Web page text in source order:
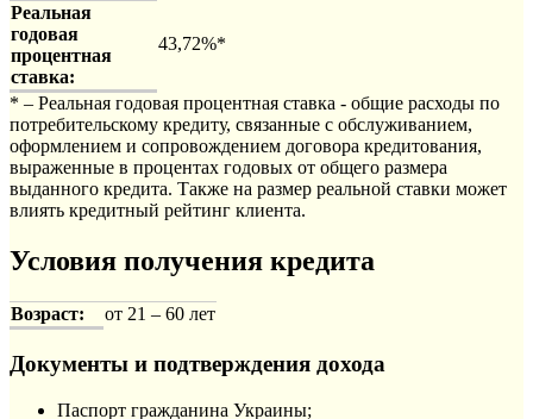
Реальная
годовая
процентная
ставка:
43,72%*
* – Реальная годовая процентная ставка - общие расходы по
потребительскому кредиту, связанные с обслуживанием,
оформлением и сопровождением договора кредитования,
выраженные в процентах годовых от общего размера
выданного кредита. Также на размер реальной ставки может
влиять кредитный рейтинг клиента.
Условия получения кредита
Возраст: от 21 – 60 лет
Документы и подтверждения дохода
Паспорт гражданина Украины;